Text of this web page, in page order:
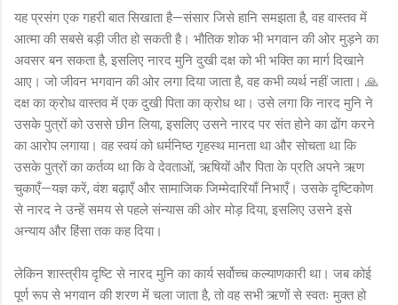
यह प्रसंग एक गहरी बात सिखाता है—संसार जिसे हानि समझता है, वह वास्तव में
आत्मा की सबसे बड़ी जीत हो सकती है। भौतिक शोक भी भगवान की ओर मुड़ने का
अवसर बन सकता है, इसलिए नारद मुनि दुखी दक्ष को भी भक्ति का मार्ग दिखाने
आए। जो जीवन भगवान की ओर लगा दिया जाता है, वह कभी व्यर्थ नहीं जाता। 🙏
दक्ष का क्रोध वास्तव में एक दुखी पिता का क्रोध था। उसे लगा कि नारद मुनि ने
उसके पुत्रों को उससे छीन लिया, इसलिए उसने नारद पर संत होने का ढोंग करने
का आरोप लगाया। वह स्वयं को धर्मनिष्ठ गृहस्थ मानता था और सोचता था कि
उसके पुत्रों का कर्तव्य था कि वे देवताओं, ऋषियों और पिता के प्रति अपने ऋण
चुकाएँ—यज्ञ करें, वंश बढ़ाएँ और सामाजिक जिम्मेदारियाँ निभाएँ। उसके दृष्टिकोण
से नारद ने उन्हें समय से पहले संन्यास की ओर मोड़ दिया, इसलिए उसने इसे
अन्याय और हिंसा तक कह दिया।
लेकिन शास्त्रीय दृष्टि से नारद मुनि का कार्य सर्वोच्च कल्याणकारी था। जब कोई
पूर्ण रूप से भगवान की शरण में चला जाता है, तो वह सभी ऋणों से स्वतः मुक्त हो